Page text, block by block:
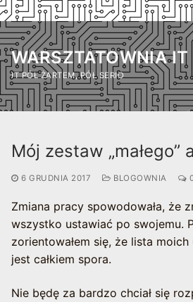
Przejdź
do
treści
WARSZTATOWNIA IT
IT PÓŁ ŻARTEM, PÓŁ SERIO
Mój zestaw „małego”
6 GRUDNIA 2017 BLOGOWNIA
Zmiana pracy spowodowała, że
wszystko ustawiać po swojemu.
zorientowałem się, że lista
jest całkiem spora.
Nie będę za bardzo chciał się